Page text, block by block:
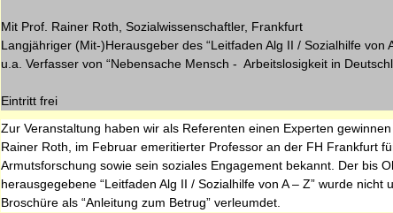
Mit Prof. Rainer Roth, Sozialwissenschaftler, Frankfurt
Langjähriger (Mit-)Herausgeber des “Leitfaden Alg II / Sozialhilfe von
u.a. Verfasser von “Nebensache Mensch - Arbeitslosigkeit in
Eintritt frei
Zur Veranstaltung haben wir als Referenten einen Experten
Rainer Roth, im Februar emeritierter Professor an der FH Frankfurt
Armutsforschung sowie sein soziales Engagement bekannt. Der bis
herausgegebene “Leitfaden Alg II / Sozialhilfe von A – Z” wurde
Broschüre als “Anleitung zum Betrug” verleumdet.